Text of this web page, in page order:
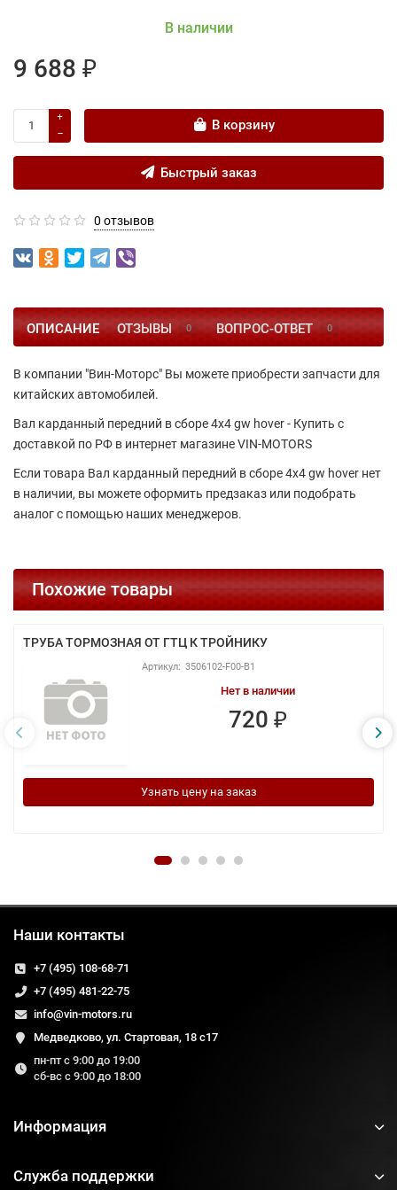
В наличии
9 688 ₽
В корзину
Быстрый заказ
0 отзывов
ОПИСАНИЕ ОТЗЫВЫ 0 ВОПРОС-ОТВЕТ 0
В компании "Вин-Моторс" Вы можете приобрести запчасти для
китайских автомобилей.
Вал карданный передний в сборе 4х4 gw hover - Купить с
доставкой по РФ в интернет магазине VIN-MOTORS
Если товара Вал карданный передний в сборе 4х4 gw hover нет
в наличии, вы можете оформить предзаказ или подобрать
аналог с помощью наших менеджеров.
Похожие товары
ТРУБА ТОРМОЗНАЯ ОТ ГТЦ К ТРОЙНИКУ
3506102-F00-B1
Нет в наличии
720 ₽
Узнать цену на заказ
Наши контакты
+7 (495) 108-68-71
+7 (495) 481-22-75
info@vin-motors.ru
Медведково, ул. Стартовая, 18 с17
пн-пт с 9:00 до 19:00
сб-вс с 9:00 до 18:00
Информация
Служба поддержки